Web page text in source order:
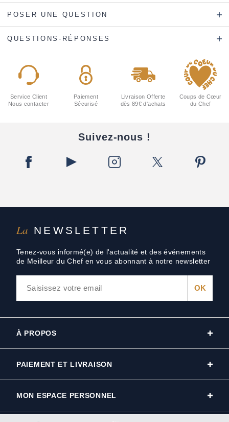
POSER UNE QUESTION
QUESTIONS-RÉPONSES
La NEWSLETTER
Tenez-vous informé(e) de l'actualité et des événements
de Meilleur du Chef en vous abonnant à notre newsletter
Service Client
Nous contacter
Paiement
Sécurisé
Livraison Offerte
dès 89€ d'achats
Coups de Cœur
du Chef
Suivez-nous !
À PROPOS
PAIEMENT ET LIVRAISON
MON ESPACE PERSONNEL